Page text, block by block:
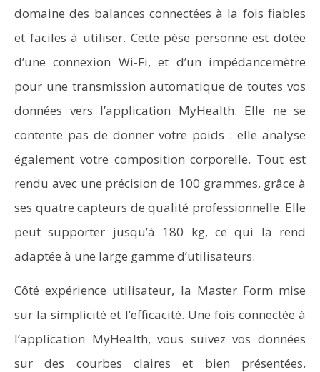
domaine des balances connectées à la fois fiables
et faciles à utiliser. Cette pèse personne est dotée
d’une connexion Wi-Fi, et d’un impédancemètre
pour une transmission automatique de toutes vos
données vers l’application MyHealth. Elle ne se
contente pas de donner votre poids : elle analyse
également votre composition corporelle. Tout est
rendu avec une précision de 100 grammes, grâce à
ses quatre capteurs de qualité professionnelle. Elle
peut supporter jusqu’à 180 kg, ce qui la rend
adaptée à une large gamme d’utilisateurs.
Côté expérience utilisateur, la Master Form mise
sur la simplicité et l’efficacité. Une fois connectée à
l’application MyHealth, vous suivez vos données
sur des courbes claires et bien présentées.